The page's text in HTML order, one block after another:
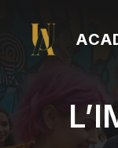
contenu